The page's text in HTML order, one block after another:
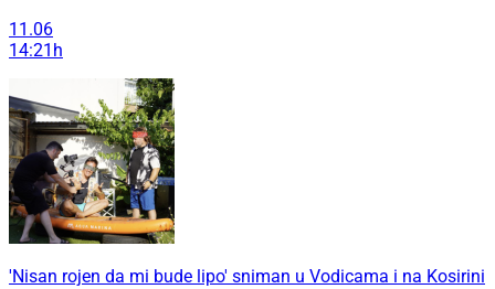
11.06
14:21h
'Nisan rojen da mi bude lipo' sniman u Vodicama i na Kosirini